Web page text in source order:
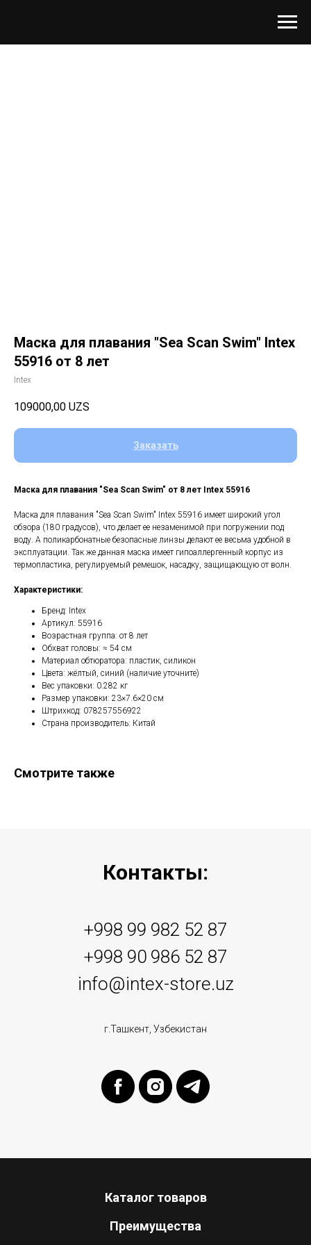
Маска для плавания "Sea Scan Swim" Intex
55916 от 8 лет
Intex
109000,00 UZS
Заказать
Маска для плавания "Sea Scan Swim" от 8 лет Intex 55916
Маска для плавания "Sea Scan Swim" Intex 55916 имеет широкий угол
обзора (180 градусов), что делает ее незаменимой при погружении под
воду. А поликарбонатные безопасные линзы делают ее весьма удобной в
эксплуатации. Так же данная маска имеет гипоаллергенный корпус из
термопластика, регулируемый ремешок, насадку, защищающую от волн.
Характеристики:
Бренд: Intex
Артикул: 55916
Возрастная группа: от 8 лет
Обхват головы: ≈ 54 см
Материал обтюратора: пластик, силикон
Цвета: жёлтый, синий (наличие уточните)
Вес упаковки: 0.282 кг
Размер упаковки: 23×7.6×20 см
Штрихкод: 078257556922
Страна производитель: Китай
Смотрите также
Контакты:
+998 99 982 52 87
+998 90 986 52 87
info@intex-store.uz
г.Ташкент, Узбекистан
Каталог товаров
Преимущества